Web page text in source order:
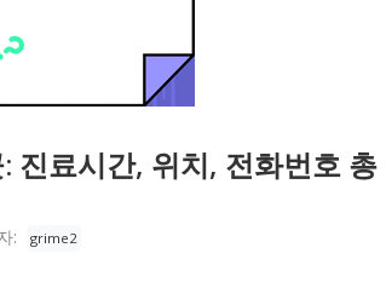
진료시간, 위치, 전화번호 총
: grime2